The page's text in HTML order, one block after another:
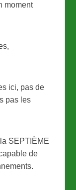
moment
ici, pas de
pas les
SEPTIÈME
de